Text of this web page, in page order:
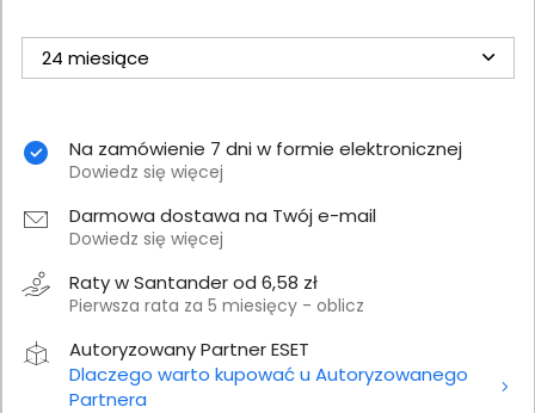
24 miesiące
Na zamówienie 7 dni w formie elektronicznej
Dowiedz się więcej
Darmowa dostawa na Twój e-mail
Dowiedz się więcej
Raty w Santander od 6,58 zł
Pierwsza rata za 5 miesięcy - oblicz
Autoryzowany Partner ESET
Dlaczego warto kupować u Autoryzowanego
Partnera